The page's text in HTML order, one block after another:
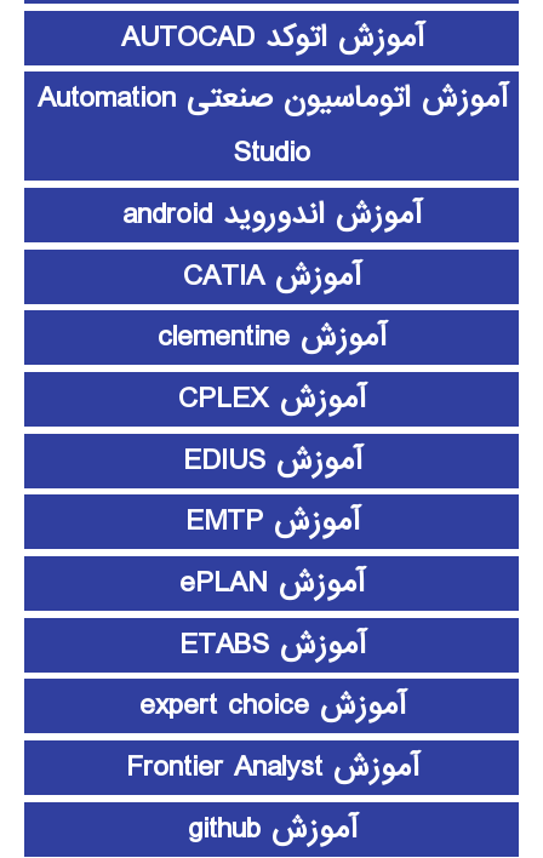
آموزش اتوکد AUTOCAD
آموزش اتوماسیون صنعتی Automation
Studio
آموزش اندوروید android
آموزش CATIA
آموزش clementine
آموزش CPLEX
آموزش EDIUS
آموزش EMTP
آموزش ePLAN
آموزش ETABS
آموزش expert choice
آموزش Frontier Analyst
آموزش github